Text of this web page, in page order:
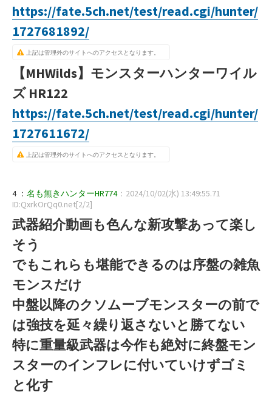
https://fate.5ch.net/test/read.cgi/hunter/
1727681892/
上記は管理外のサイトへのアクセスとなります。
【MHWilds】モンスターハンターワイル
ズ HR122
https://fate.5ch.net/test/read.cgi/hunter/
1727611672/
上記は管理外のサイトへのアクセスとなります。
4 ： 名も無きハンターHR774：2024/10/02(水) 13:49:55.71
ID:QxrkOrQq0.net[2/2]
武器紹介動画も色んな新攻撃あって楽し
そう
でもこれらも堪能できるのは序盤の雑魚
モンスだけ
中盤以降のクソムーブモンスターの前で
は強技を延々繰り返さないと勝てない
特に重量級武器は今作も絶対に終盤モン
スターのインフレに付いていけずゴミ
と化す